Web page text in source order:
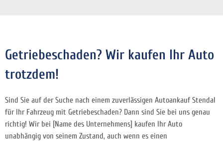
Getriebeschaden? Wir kaufen Ihr Auto
trotzdem!
Sind Sie auf der Suche nach einem zuverlässigen Autoankauf Stendal
für Ihr Fahrzeug mit Getriebeschaden? Dann sind Sie bei uns genau
richtig! Wir bei [Name des Unternehmens] kaufen Ihr Auto
unabhängig von seinem Zustand, auch wenn es einen